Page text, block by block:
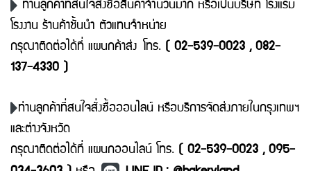
ท่านลูกค้าที่สนใจสั่งซื้อสินค้าจำนวนมาก หรือเป็นบริษัท โรงแรม
โรงงาน ร้านค้าชั้นนำ ตัวแทนจำหน่าย
กรุณาติดต่อได้ที่ แผนกค้าส่ง
โทร. ( 02-539-0023 , 082-
137-4330 )
ท่านลูกค้าที่สนใจสั่งซื้อออนไลน์ หรือบริการจัดส่งภายในกรุงเทพฯ
และต่างจังหวัด
กรุณาติดต่อได้ที่ แผนกออนไลน์ โทร. ( 02-539-0023 , 095-